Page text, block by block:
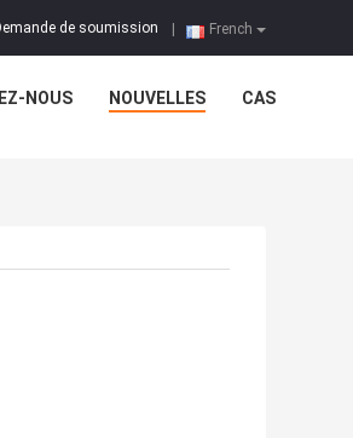
French
de soumission
NOUS NOUVELLES CAS